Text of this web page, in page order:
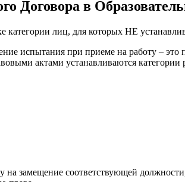
Договора в
категории лиц, для которых НЕ
испытания при приеме на работу –
актами устанавливаются
на замещение соответствующей